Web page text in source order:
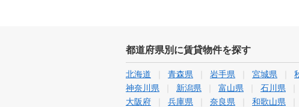
都道府県別に賃貸物件を探す
北海道 青森県 岩手県 宮城県
神奈川県
新潟県 富山県 石川県
大阪府
兵庫県 奈良県 和歌山県